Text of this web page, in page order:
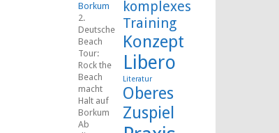
Borkum
2.
Deutsche
Beach
Tour:
Rock the
Beach
macht
Halt auf
Borkum
Ab
komplexes
Training
Konzept
Libero
Literatur
Oberes
Zuspiel